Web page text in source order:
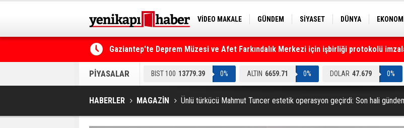
VİDEO MAKALE GÜNDEM SİYASET DÜNYA
Gaziantep'te Deprem Müzesi ve Afet Farkındalık Merkezi için işbirliği protokolü
Resmi Gazete'de Bugün
PİYASALAR BIST 100 13779.39 0% ALTIN 6659.71 0% DOLAR 47.679 0%
HABERLER MAGAZİN Ünlü türkücü Mahmut Tuncer estetik operasyon geçirdi: Son hali